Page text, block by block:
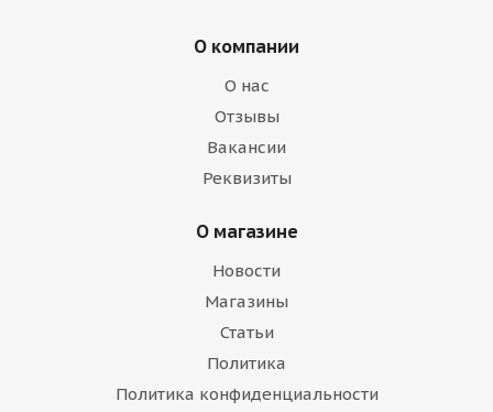
О компании
О нас
Отзывы
Вакансии
Реквизиты
О магазине
Новости
Магазины
Статьи
Политика
Политика конфиденциальности